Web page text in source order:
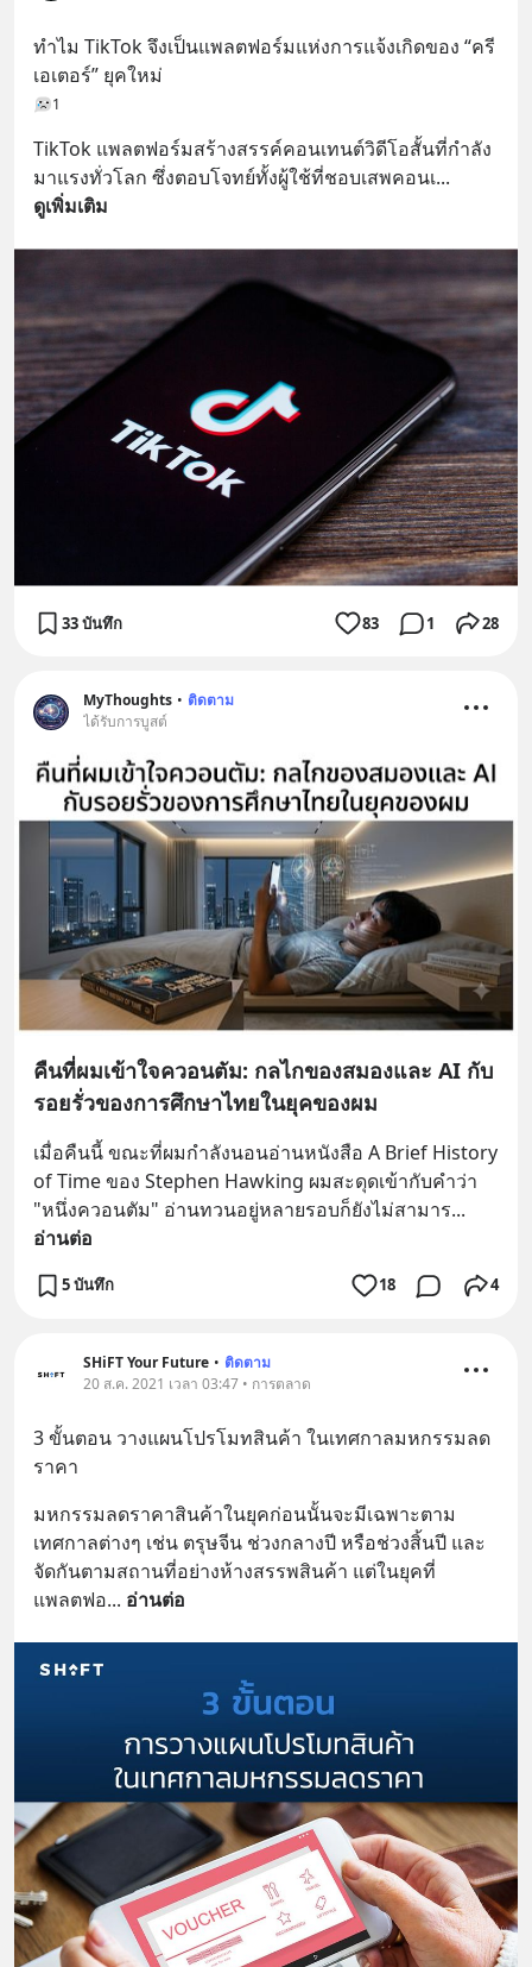
ทำไม TikTok จึงเป็นแพลตฟอร์มแห่งการแจ้งเกิดของ “ครี
เอเตอร์” ยุคใหม่
1
TikTok แพลตฟอร์มสร้างสรรค์คอนเทนต์วิดีโอสั้นที่กำลัง
มาแรงทั่วโลก ซึ่งตอบโจทย์ทั้งผู้ใช้ที่ชอบเสพคอนเ...
ดูเพิ่มเติม
33 บันทึก 83 1 28
MyThoughts • ติดตาม
ได้รับการบูสต์
คืนที่ผมเข้าใจควอนตัม: กลไกของสมองและ AI กับ
รอยรั่วของการศึกษาไทยในยุคของผม
เมื่อคืนนี้ ขณะที่ผมกำลังนอนอ่านหนังสือ A Brief History
of Time ของ Stephen Hawking ผมสะดุดเข้ากับคำว่า
"หนึ่งควอนตัม" อ่านทวนอยู่หลายรอบก็ยังไม่สามาร
อ่านต่อ
5 บันทึก 18 4
SHiFT Your Future • ติดตาม
20 ส.ค. 2021 เวลา 03:47 • การตลาด
3 ขั้นตอน วางแผนโปรโมทสินค้า ในเทศกาลมหกรรมลด
ราคา
มหกรรมลดราคาสินค้าในยุคก่อนนั้นจะมีเฉพาะตาม
เทศกาลต่างๆ เช่น ตรุษจีน ช่วงกลางปี หรือช่วงสิ้นปี และ
จัดกันตามสถานที่อย่างห้างสรรพสินค้า แต่ในยุคที่
แพลตฟอ... อ่านต่อ